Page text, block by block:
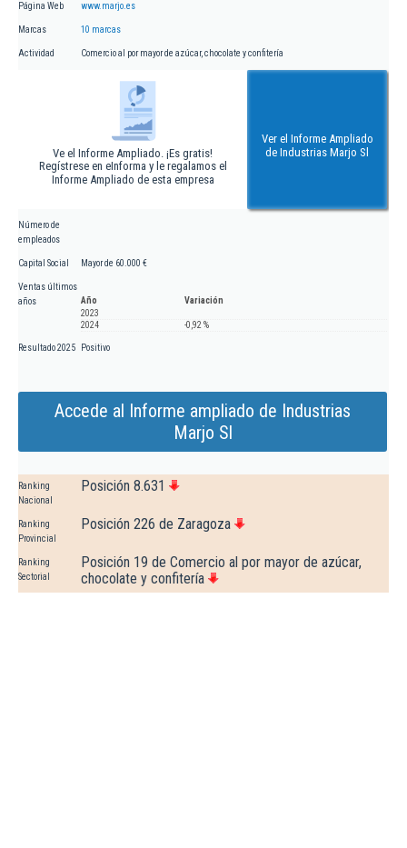
Página Web www.marjo.es
Marcas 10 marcas
Actividad Comercio al por mayor de azúcar, chocolate y confitería
Ve el Informe Ampliado. ¡Es gratis!
Regístrese en eInforma y le regalamos el
Informe Ampliado de esta empresa
Ver el Informe Ampliado
de Industrias Marjo Sl
Número de
empleados
Capital Social Mayor de 60.000 €
Ventas últimos
años
Año
Variación
2023
2024
-0,92 %
Resultado 2025 Positivo
Accede al Informe ampliado de Industrias
Marjo Sl
Ranking
Nacional
Posición 8.631
Ranking
Provincial
Posición 226 de Zaragoza
Ranking
Sectorial
Posición 19 de Comercio al por mayor de azúcar,
chocolate y confitería